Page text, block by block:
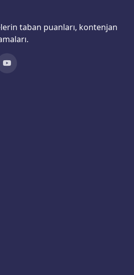
Üniversitesi
Ersoy Üniversitesi
Mart Üniversitesi
taban puanları, kontenjan